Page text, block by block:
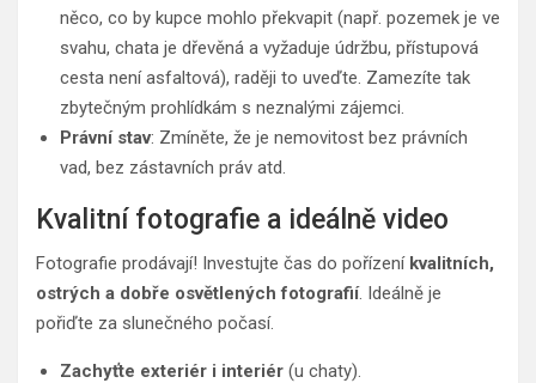
něco, co by kupce mohlo překvapit (např. pozemek je ve
svahu, chata je dřevěná a vyžaduje údržbu, přístupová
cesta není asfaltová), raději to uveďte. Zamezíte tak
zbytečným prohlídkám s neznalými zájemci.
Právní stav: Zmíněte, že je nemovitost bez právních
vad, bez zástavních práv atd.
Kvalitní fotografie a ideálně video
Fotografie prodávají! Investujte čas do pořízení kvalitních,
ostrých a dobře osvětlených fotografií. Ideálně je
pořiďte za slunečného počasí.
Zachyťte exteriér i interiér (u chaty).